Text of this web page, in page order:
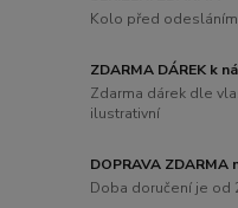
Kolo před
ZDARMA DÁREK k
Zdarma dárek dle
ilustrativní
DOPRAVA ZDARMA
Doba doručení je od